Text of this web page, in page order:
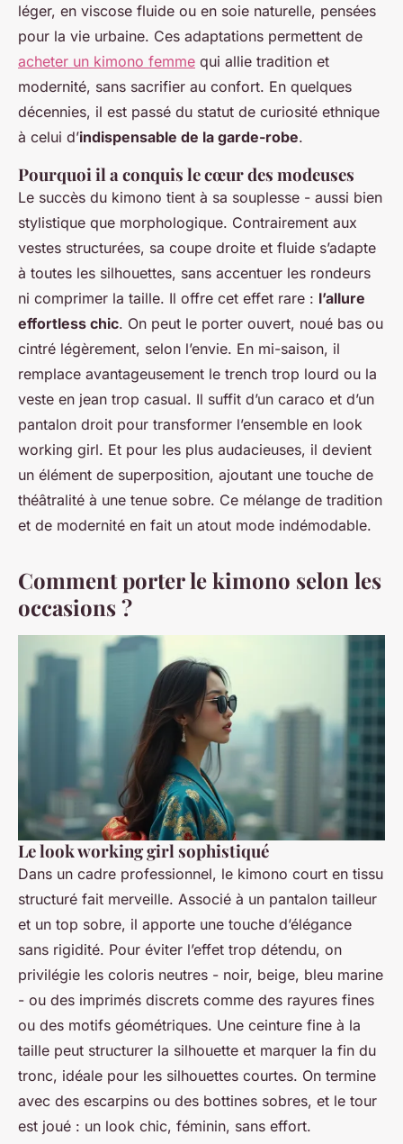
léger, en viscose fluide ou en soie naturelle, pensées
pour la vie urbaine. Ces adaptations permettent de
acheter un kimono femme qui allie tradition et
modernité, sans sacrifier au confort. En quelques
décennies, il est passé du statut de curiosité ethnique
à celui d’indispensable de la garde-robe.
Pourquoi il a conquis le cœur des modeuses
Le succès du kimono tient à sa souplesse - aussi bien
stylistique que morphologique. Contrairement aux
vestes structurées, sa coupe droite et fluide s’adapte
à toutes les silhouettes, sans accentuer les rondeurs
ni comprimer la taille. Il offre cet effet rare : l’allure
effortless chic. On peut le porter ouvert, noué bas ou
cintré légèrement, selon l’envie. En mi-saison, il
remplace avantageusement le trench trop lourd ou la
veste en jean trop casual. Il suffit d’un caraco et d’un
pantalon droit pour transformer l’ensemble en look
working girl. Et pour les plus audacieuses, il devient
un élément de superposition, ajoutant une touche de
théâtralité à une tenue sobre. Ce mélange de tradition
et de modernité en fait un atout mode indémodable.
Comment porter le kimono selon les
occasions ?
Le look working girl sophistiqué
Dans un cadre professionnel, le kimono court en tissu
structuré fait merveille. Associé à un pantalon tailleur
et un top sobre, il apporte une touche d’élégance
sans rigidité. Pour éviter l’effet trop détendu, on
privilégie les coloris neutres - noir, beige, bleu marine
- ou des imprimés discrets comme des rayures fines
ou des motifs géométriques. Une ceinture fine à la
taille peut structurer la silhouette et marquer la fin du
tronc, idéale pour les silhouettes courtes. On termine
avec des escarpins ou des bottines sobres, et le tour
est joué : un look chic, féminin, sans effort.